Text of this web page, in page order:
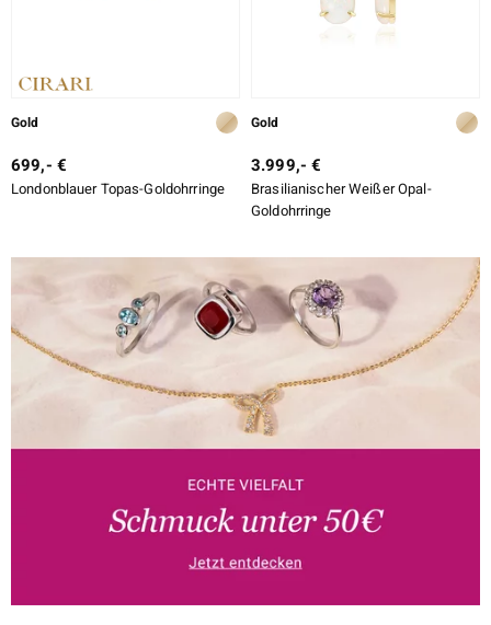
Gold
699,- €
Londonblauer Topas-Goldohrringe
Gold
3.999,- €
Brasilianischer Weißer Opal-
Goldohrringe